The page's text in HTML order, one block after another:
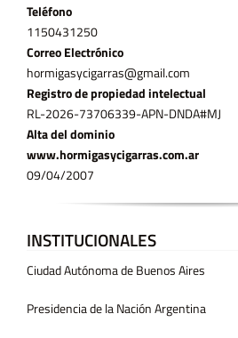
Teléfono
11­50431250
Correo Electrónico
hormigasycigarras@gmail.com
Registro de propiedad intelectual
RL-2026-73706339-APN-DNDA#MJ
Alta del dominio
www.hormigasycigarras.com.ar
09/04/2007
INSTITUCIONALES
Ciudad Autónoma de Buenos Aires
Presidencia de la Nación Argentina